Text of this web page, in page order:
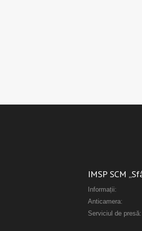
IMSP SCM
Informații:
Anticamera:
Serviciul de presă: